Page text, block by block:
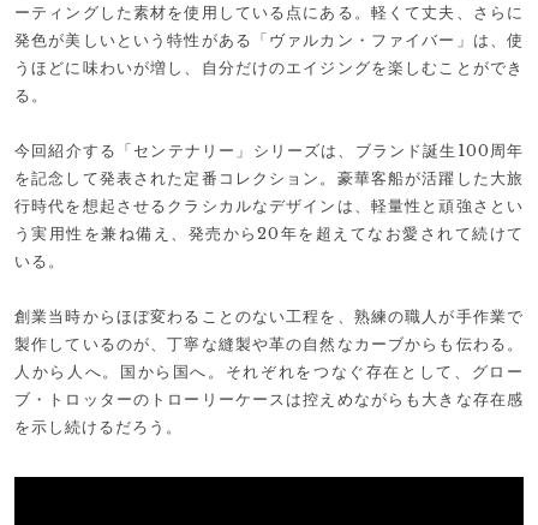
ーティングした素材を使用している点にある。軽くて丈夫、さらに
発色が美しいという特性がある「ヴァルカン・ファイバー」は、使
うほどに味わいが増し、自分だけのエイジングを楽しむことができ
る。
今回紹介する「センテナリー」シリーズは、ブランド誕生100周年
を記念して発表された定番コレクション。豪華客船が活躍した大旅
行時代を想起させるクラシカルなデザインは、軽量性と頑強さとい
う実用性を兼ね備え、発売から20年を超えてなお愛されて続けて
いる。
創業当時からほぼ変わることのない工程を、熟練の職人が手作業で
製作しているのが、丁寧な縫製や革の自然なカーブからも伝わる。
人から人へ。国から国へ。それぞれをつなぐ存在として、グロー
ブ・トロッターのトローリーケースは控えめながらも大きな存在感
を示し続けるだろう。